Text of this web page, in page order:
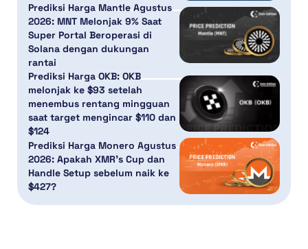
Prediksi Harga Mantle Agustus
2026: MNT Melonjak 9% Saat
Super Portal Beroperasi di
Solana dengan dukungan
rantai
Prediksi Harga OKB: OKB
melonjak ke $93 setelah
menembus rentang mingguan
saat target mengincar $110 dan
$124
Prediksi Harga Monero Agustus
2026: Apakah XMR’s Cup dan
Handle Setup sebelum naik ke
$427?